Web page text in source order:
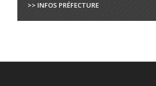
>> INFOS PRÉFECTURE